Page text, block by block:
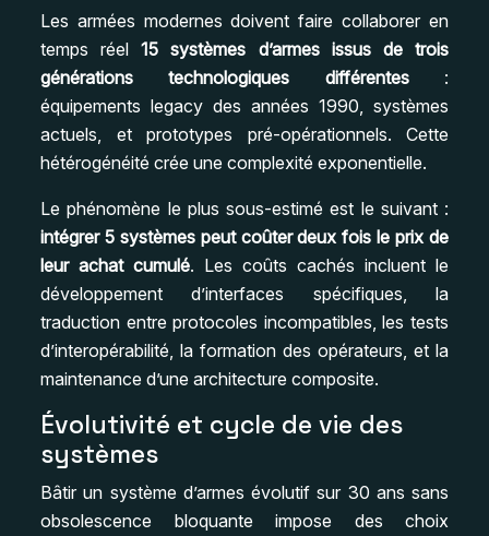
Les armées modernes doivent faire collaborer en
temps réel15 systèmes d’armes issus de trois
générations technologiques différentes:
équipements legacy des années 1990, systèmes
actuels, et prototypes pré-opérationnels. Cette
hétérogénéité crée une complexité exponentielle.
Le phénomène le plus sous-estimé est le suivant :
intégrer 5 systèmes peut coûter deux fois le prix de
leur achat cumulé. Les coûts cachés incluent le
développement d’interfaces spécifiques, la
traduction entre protocoles incompatibles, les tests
d’interopérabilité, la formation des opérateurs, et la
maintenance d’une architecture composite.
Évolutivité et cycle de vie des
systèmes
Bâtir un système d’armes évolutif sur 30 ans sans
obsolescence bloquante impose des choix